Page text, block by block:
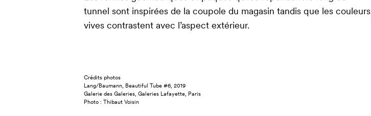
tunnel sont inspirées de la coupole du magasin tandis que les couleurs
vives contrastent avec l’aspect extérieur.
Crédits photos
Lang/Baumann, Beautiful Tube #6, 2019
Galerie des Galeries, Galeries Lafayette, Paris
Photo : Thibaut Voisin